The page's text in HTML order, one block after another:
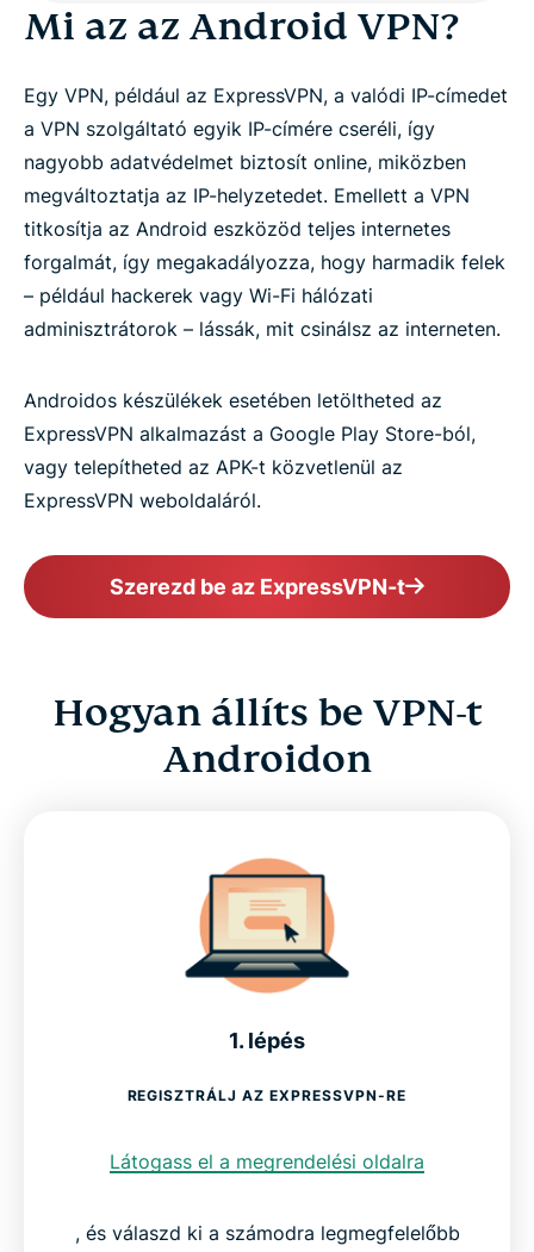
Mi az az Android VPN?
Egy VPN, például az ExpressVPN, a valódi IP-címedet
a VPN szolgáltató egyik IP-címére cseréli, így
nagyobb adatvédelmet biztosít online, miközben
megváltoztatja az IP-helyzetedet. Emellett a VPN
titkosítja az Android eszközöd teljes internetes
forgalmát, így megakadályozza, hogy harmadik felek
– például hackerek vagy Wi-Fi hálózati
adminisztrátorok – lássák, mit csinálsz az interneten.
Androidos készülékek esetében letöltheted az
ExpressVPN alkalmazást a Google Play Store-ból,
vagy telepítheted az APK-t közvetlenül az
ExpressVPN weboldaláról.
Szerezd be az ExpressVPN-t
Hogyan állíts be VPN-t
Androidon
1. lépés
REGISZTRÁLJ AZ EXPRESSVPN-RE
Látogass el a megrendelési oldalra
, és válaszd ki a számodra legmegfelelőbb